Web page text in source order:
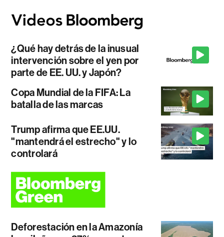
¿Qué hay detrás de la inusual
intervención sobre el yen por
parte de EE. UU. y Japón?
Copa Mundial de la FIFA: La
batalla de las marcas
Trump afirma que EE.UU.
"mantendrá el estrecho" y lo
controlará
Deforestación en la Amazonía